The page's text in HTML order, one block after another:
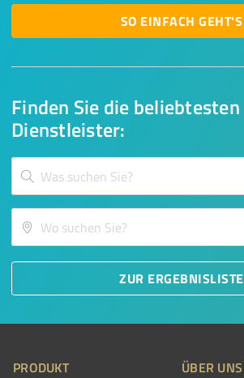
Finden Sie die beliebtesten
Dienstleister:
ZUR ERGEBNISLISTE
SO EINFACH GEHT'S
PRODUKT ÜBER UNS